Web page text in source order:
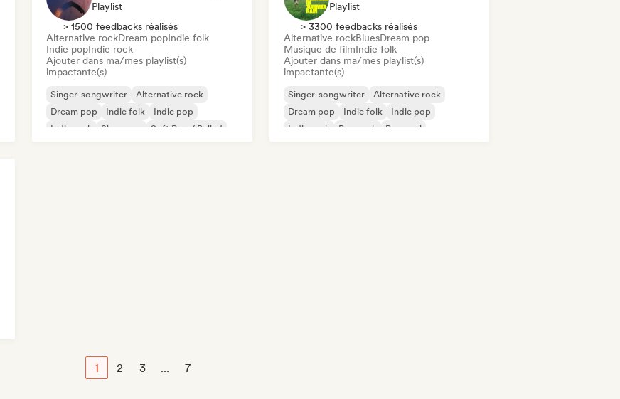
Playlist
> 1500 feedbacks réalisés
Alternative rockDream popIndie folk
Indie popIndie rock
Ajouter dans ma/mes playlist(s)
impactante(s)
Singer-songwriter
Alternative rock
Dream pop
Indie folk
Indie pop
Indie rock
Shoegaze Soft Pop / Ballad
Playlist
> 3300 feedbacks réalisés
Alternative rockBluesDream pop
Musique de filmIndie folk
Ajouter dans ma/mes playlist(s)
impactante(s)
Singer-songwriter
Alternative rock
Dream pop
Indie folk
Indie pop
Indie rock
Pop rock Pop soul
1 2 3 ... 7